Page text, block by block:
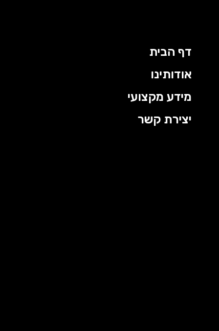
דף הבית
אודותינו
מידע מקצועי
יצירת קשר